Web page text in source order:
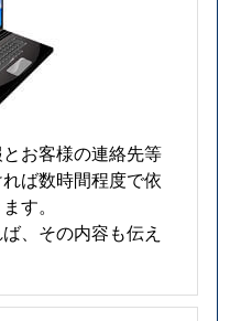
お客様の連絡先等
ば数時間程度で依
す。
、その内容も伝え